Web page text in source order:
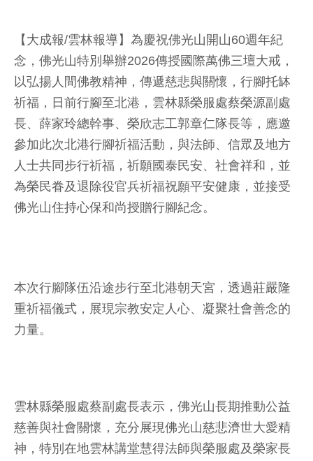
【大成報/雲林報導】為慶祝佛光山開山60週年紀
念，佛光山特別舉辦2026傳授國際萬佛三壇大戒，
以弘揚人間佛教精神，傳遞慈悲與關懷，行腳托缽
祈福，日前行腳至北港，雲林縣榮服處蔡榮源副處
長、薛家玲總幹事、榮欣志工郭章仁隊長等，應邀
參加此次北港行腳祈福活動，與法師、信眾及地方
人士共同步行祈福，祈願國泰民安、社會祥和，並
為榮民眷及退除役官兵祈福祝願平安健康，並接受
佛光山住持心保和尚授贈行腳紀念。
本次行腳隊伍沿途步行至北港朝天宮，透過莊嚴隆
重祈福儀式，展現宗教安定人心、凝聚社會善念的
力量。
雲林縣榮服處蔡副處長表示，佛光山長期推動公益
慈善與社會關懷，充分展現佛光山慈悲濟世大愛精
神，特別在地雲林講堂慧得法師與榮服處及榮家長